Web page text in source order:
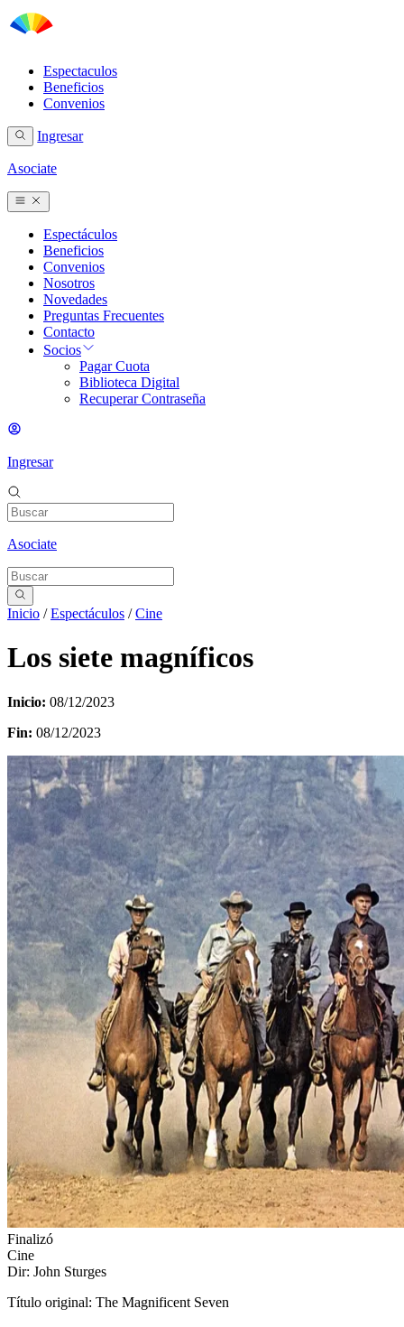
Espectaculos
Beneficios
Convenios
Ingresar
Asociate
Espectáculos
Beneficios
Convenios
Nosotros
Novedades
Preguntas Frecuentes
Contacto
Socios
Pagar Cuota
Biblioteca Digital
Recuperar Contraseña
Ingresar
Asociate
Inicio /Espectáculos /Cine
Los siete magníficos
Inicio: 08/12/2023
Fin: 08/12/2023
Finalizó
Cine
Dir: John Sturges
Título original: The Magnificent Seven